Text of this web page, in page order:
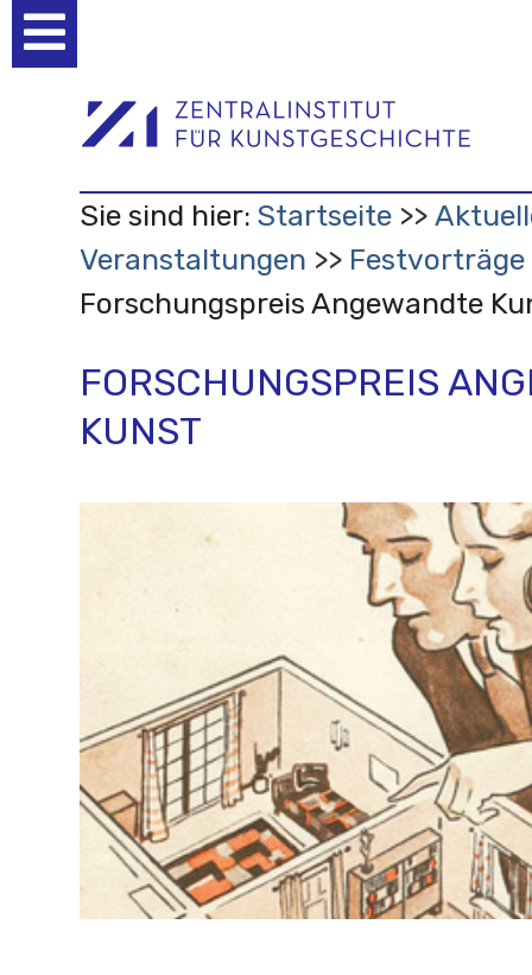
Werkzeuge
Sie sind hier: Startseite
Veranstaltungen
Festvorträge
Forschungspreis Angewandte
FORSCHUNGSPREIS
KUNST